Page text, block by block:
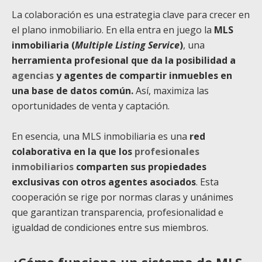
La colaboración es una estrategia clave para crecer en
el plano inmobiliario. En ella entra en juego la MLS
inmobiliaria (Multiple Listing Service), una
herramienta profesional que da la posibilidad a
agenciasy agentes de compartir inmuebles en
una base de datos común.Así, maximiza las
oportunidades de venta y captación.
En esencia, una MLS inmobiliaria es una red
colaborativa en la que los profesionales
inmobiliarios comparten sus propiedades
exclusivas con otros agentes asociados. Esta
cooperación se rige por normas claras y unánimes
que garantizan transparencia, profesionalidad e
igualdad de condiciones entre sus miembros.